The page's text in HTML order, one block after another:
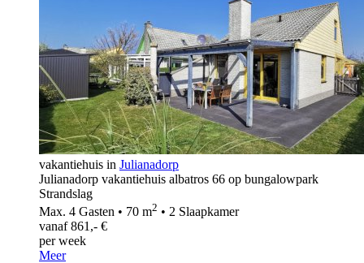
vakantiehuis in Julianadorp
Julianadorp vakantiehuis albatros 66 op bungalowpark
Strandslag
Max. 4 Gasten • 70 m2 • 2 Slaapkamer
vanaf 861,- €
per week
Meer